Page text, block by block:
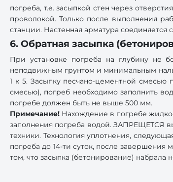
погреба, т.е. засыпкой стен через
проволокой. Только после выполнения
станции. Настенная арматура соединяется
6. Обратная засыпка
При установке погреба на глубину не
неподвижным грунтом и минимальным
1 к 5. Засыпку песчано-цементной
смесью), погреб необходимо заполнить
погребе должен быть не выше 500 мм.
Примечание! Нахождение в погребе
заполнения погреба водой. ЗАПРЕЩЕТСЯ
техники. Технология уплотнения,
погреба до 14-ти суток, после
том, что засыпка (бетонирование) набрала